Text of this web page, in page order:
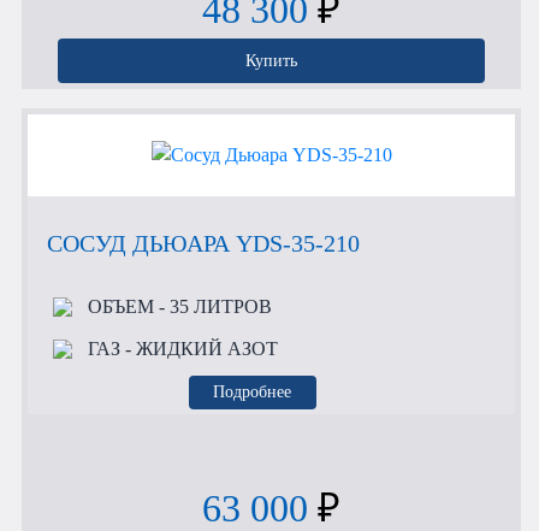
48 300 ₽
Купить
СОСУД ДЬЮАРА YDS-35-210
ОБЪЕМ- 35 ЛИТРОВ
ГАЗ- ЖИДКИЙ АЗОТ
Подробнее
63 000 ₽